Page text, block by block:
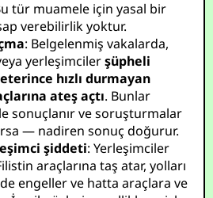
tür muamele için yasal bir
verebilirlik yoktur.
: Belgelenmiş vakalarda,
yerleşimcilerşüpheli
hızlı durmayan
ateş açtı. Bunlar
sonuçlanır ve soruşturmalar
— nadiren sonuç doğurur.
şiddeti: Yerleşimciler
araçlarına taş atar, yolları
engeller ve hatta araçlara ve